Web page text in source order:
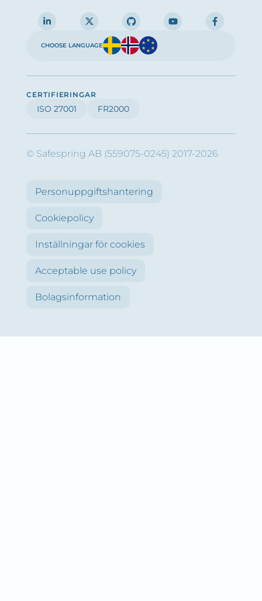
CHOOSE LANGUAGE
CERTIFIERINGAR
ISO 27001 FR2000
© Safespring AB (559075-0245) 2017-2026
Personuppgiftshantering
Cookiepolicy
Inställningar för cookies
Acceptable use policy
Bolagsinformation